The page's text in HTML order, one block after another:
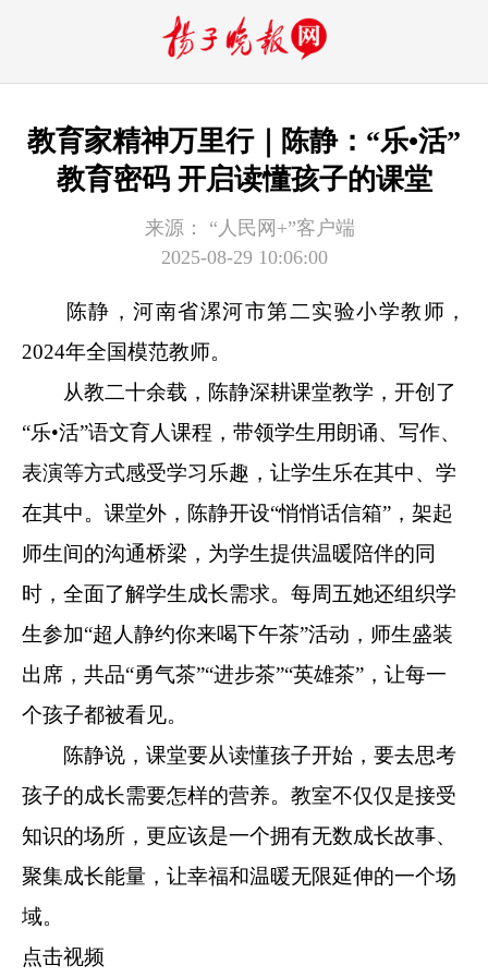
教育家精神万里行｜陈静：“乐•活”
教育密码 开启读懂孩子的课堂
来源：
“人民网+”客户端
2025-08-29 10:06:00
陈静，河南省漯河市第二实验小学教师，
2024年全国模范教师。
从教二十余载，陈静深耕课堂教学，开创了
“乐•活”语文育人课程，带领学生用朗诵、写作、
表演等方式感受学习乐趣，让学生乐在其中、学
在其中。课堂外，陈静开设“悄悄话信箱”，架起
师生间的沟通桥梁，为学生提供温暖陪伴的同
时，全面了解学生成长需求。每周五她还组织学
生参加“超人静约你来喝下午茶”活动，师生盛装
出席，共品“勇气茶”“进步茶”“英雄茶”，让每一
个孩子都被看见。
陈静说，课堂要从读懂孩子开始，要去思考
孩子的成长需要怎样的营养。教室不仅仅是接受
知识的场所，更应该是一个拥有无数成长故事、
聚集成长能量，让幸福和温暖无限延伸的一个场
域。
点击视频